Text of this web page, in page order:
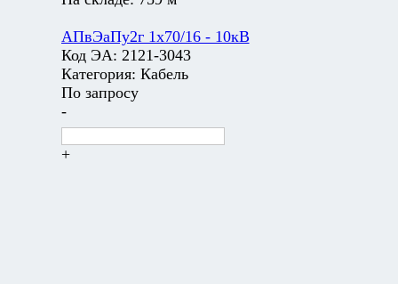
АПвЭаПу2г 1х70/16 - 10кВ
Код ЭА: 2121-3043
Категория: Кабель
По запросу
-
+